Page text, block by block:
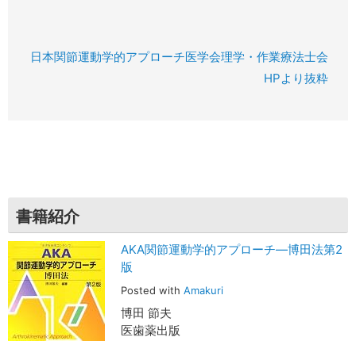
日本関節運動学的アプローチ医学会理学・作業療法士会
HPより抜粋
書籍紹介
AKA関節運動学的アプローチ―博田法第2
版
Posted with Amakuri
博田 節夫
医歯薬出版